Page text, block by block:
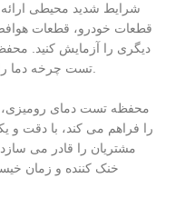
شرایط شدید محیطی ارائه
قطعات خودرو، قطعات
دیگری را آزمایش کنید.
محفظه تست دمای رومیزی،
را فراهم می کند، با دقت و
مشتریان را قادر می
خنک کننده و زمان